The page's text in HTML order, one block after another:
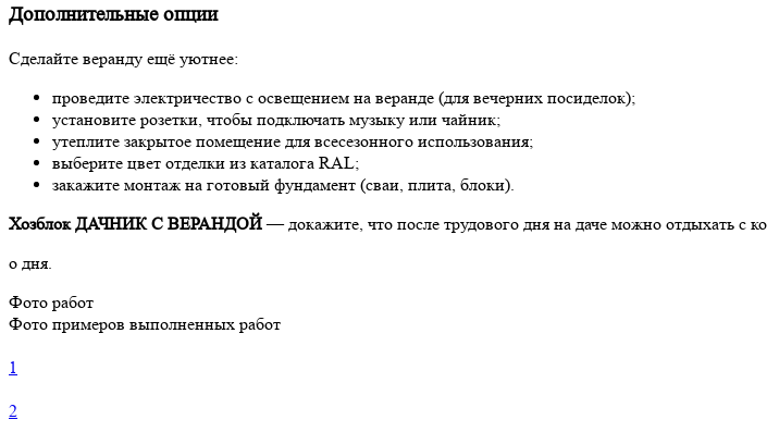
Дополнительные опции
Сделайте веранду ещё уютнее:
проведите электричество с освещением на веранде (для вечерних посиделок);
установите розетки, чтобы подключать музыку или чайник;
утеплите закрытое помещение для всесезонного использования;
выберите цвет отделки из каталога RAL;
закажите монтаж на готовый фундамент (сваи, плита, блоки).
Хозблок ДАЧНИК С ВЕРАНДОЙ— докажите, что после трудового дня на даче можно отдыхать с
о дня.
Фото работ
Фото примеров выполненных работ
1
2